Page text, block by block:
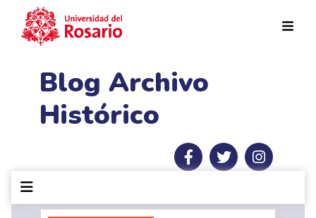
Blog Archivo
Histórico